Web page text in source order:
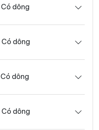
Có dông
Có dông
Có dông
Có dông